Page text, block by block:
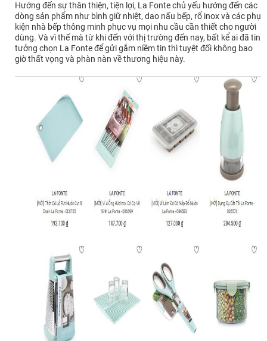
Hướng đến sự thân thiện, tiện lợi, La Fonte chủ yếu hướng đến các
dòng sản phẩm như bình giữ nhiệt, dao nấu bếp, rổ inox và các phụ
kiện nhà bếp thông minh phục vụ mọi nhu cầu cần thiết cho người
dùng. Và vì thế mà từ khi đến với thị trường đến nay, bất kể ai đã tin
tưởng chọn La Fonte để gửi gắm niềm tin thì tuyệt đối không bao
giờ thất vọng và phàn nàn về thương hiệu này.